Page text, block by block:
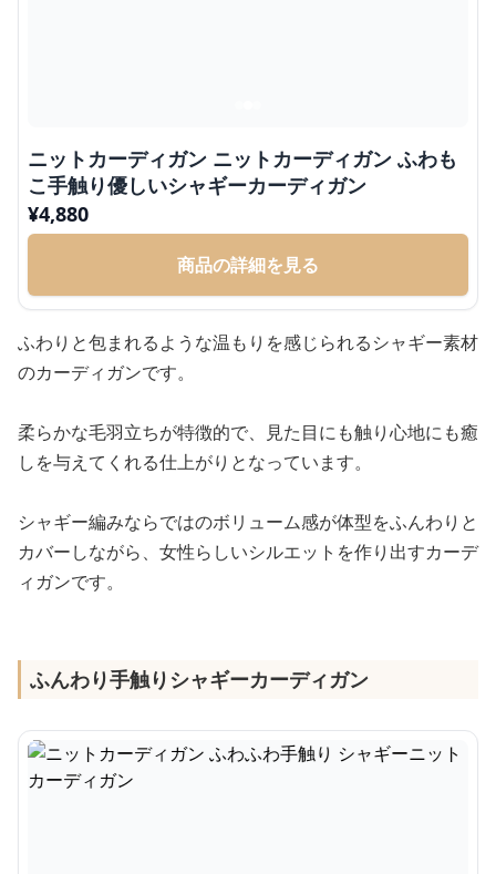
ニットカーディガン ニットカーディガン ふわも
こ手触り優しいシャギーカーディガン
¥4,880
商品の詳細を見る
ふわりと包まれるような温もりを感じられるシャギー素材
のカーディガンです。
柔らかな毛羽立ちが特徴的で、見た目にも触り心地にも癒
しを与えてくれる仕上がりとなっています。
シャギー編みならではのボリューム感が体型をふんわりと
カバーしながら、女性らしいシルエットを作り出すカーデ
ィガンです。
ふんわり手触りシャギーカーディガン